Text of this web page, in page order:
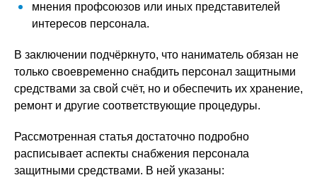
мнения профсоюзов или иных представителей
интересов персонала.
В заключении подчёркнуто, что наниматель обязан не
только своевременно снабдить персонал защитными
средствами за свой счёт, но и обеспечить их хранение,
ремонт и другие соответствующие процедуры.
Рассмотренная статья достаточно подробно
расписывает аспекты снабжения персонала
защитными средствами. В ней указаны: